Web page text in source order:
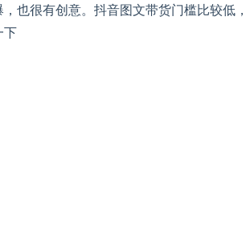
也很有创意。抖音图文带货门槛比较低，
下